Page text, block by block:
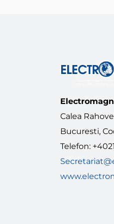
Calea
Bucuresti,
Telefon: